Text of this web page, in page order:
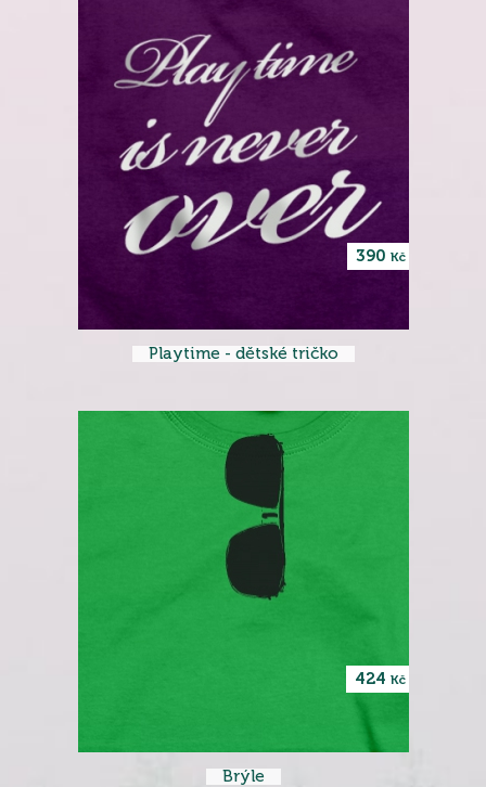
390 Kč
Playtime - dětské tričko
424 Kč
Brýle